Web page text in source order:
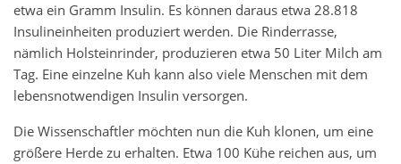
etwa ein Gramm Insulin. Es können daraus etwa 28.818
Insulineinheiten produziert werden. Die Rinderrasse,
nämlich Holsteinrinder, produzieren etwa 50 Liter Milch am
Tag. Eine einzelne Kuh kann also viele Menschen mit dem
lebensnotwendigen Insulin versorgen.
Die Wissenschaftler möchten nun die Kuh klonen, um eine
größere Herde zu erhalten. Etwa 100 Kühe reichen aus, um